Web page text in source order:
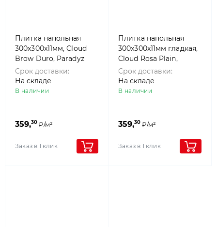
Плитка напольная
300x300x11мм, Cloud
Brow Duro, Paradyz
Срок доставки:
На складе
В наличии
359,30 ₽/м²
Заказ в 1 клик
Плитка напольная
300x300x11мм гладкая,
Cloud Rosa Plain,
Paradyz
Срок доставки:
На складе
В наличии
359,30 ₽/м²
Заказ в 1 клик